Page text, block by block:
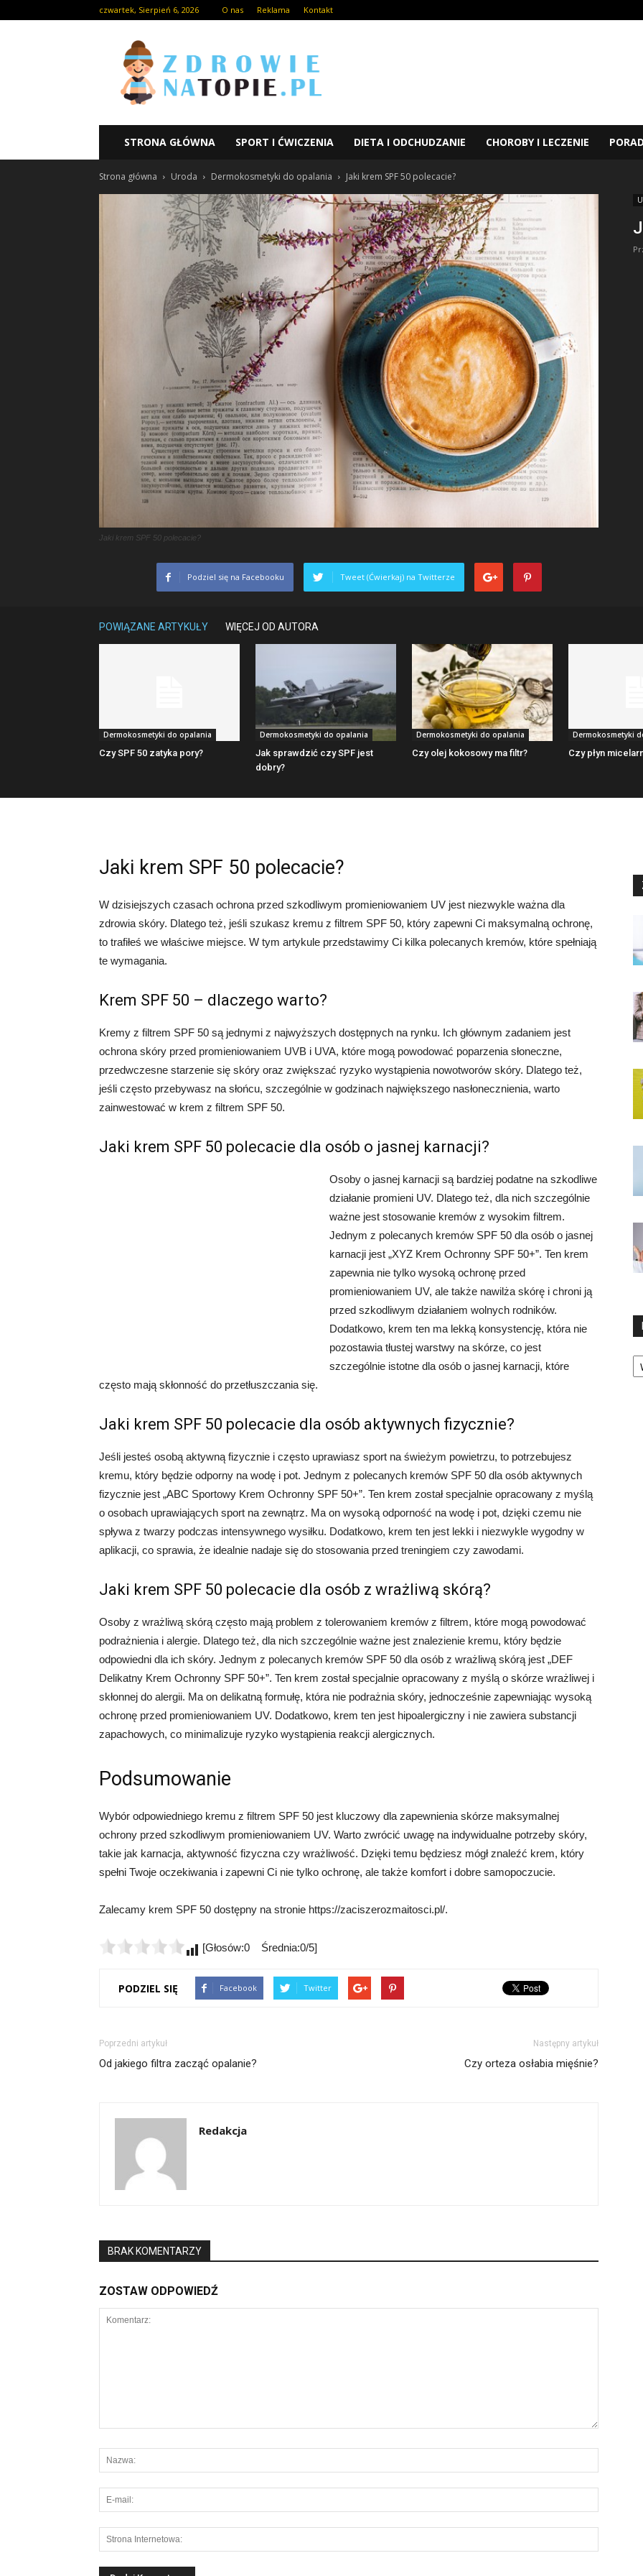
czwartek, Sierpień 6, 2026 O nas Reklama Kontakt
STRONA GŁÓWNA SPORT I ĆWICZENIA DIETA I ODCHUDZANIE CHOROBY I LECZENIE
Strona główna Uroda Dermokosmetyki do opalania Jaki krem SPF 50 polecacie?
Jaki krem SPF 50 polecacie?
Podziel się na Facebooku Tweet (Ćwierkaj) na Twitterze
POWIĄZANE ARTYKUŁY WIĘCEJ OD AUTORA
Dermokosmetyki do opalania
Czy SPF 50 zatyka pory?
Dermokosmetyki do opalania
Jak sprawdzić czy SPF jest
dobry?
Dermokosmetyki do opalania
Czy olej kokosowy ma filtr?
Dermokosmetyki
Czy płyn
Jaki krem SPF 50 polecacie?
W dzisiejszych czasach ochrona przed szkodliwym promieniowaniem UV jest niezwykle ważna dla
zdrowia skóry. Dlatego też, jeśli szukasz kremu z filtrem SPF 50, który zapewni Ci maksymalną ochronę,
to trafiłeś we właściwe miejsce. W tym artykule przedstawimy Ci kilka polecanych kremów, które spełniają
te wymagania.
Krem SPF 50 – dlaczego warto?
Kremy z filtrem SPF 50 są jednymi z najwyższych dostępnych na rynku. Ich głównym zadaniem jest
ochrona skóry przed promieniowaniem UVB i UVA, które mogą powodować poparzenia słoneczne,
przedwczesne starzenie się skóry oraz zwiększać ryzyko wystąpienia nowotworów skóry. Dlatego też,
jeśli często przebywasz na słońcu, szczególnie w godzinach największego nasłonecznienia, warto
zainwestować w krem z filtrem SPF 50.
Jaki krem SPF 50 polecacie dla osób o jasnej karnacji?
Osoby o jasnej karnacji są bardziej podatne na szkodliwe
działanie promieni UV. Dlatego też, dla nich szczególnie
ważne jest stosowanie kremów z wysokim filtrem.
Jednym z polecanych kremów SPF 50 dla osób o jasnej
karnacji jest „XYZ Krem Ochronny SPF 50+”. Ten krem
zapewnia nie tylko wysoką ochronę przed
promieniowaniem UV, ale także nawilża skórę i chroni ją
przed szkodliwym działaniem wolnych rodników.
Dodatkowo, krem ten ma lekką konsystencję, która nie
pozostawia tłustej warstwy na skórze, co jest
szczególnie istotne dla osób o jasnej karnacji, które
często mają skłonność do przetłuszczania się.
Jaki krem SPF 50 polecacie dla osób aktywnych fizycznie?
Jeśli jesteś osobą aktywną fizycznie i często uprawiasz sport na świeżym powietrzu, to potrzebujesz
kremu, który będzie odporny na wodę i pot. Jednym z polecanych kremów SPF 50 dla osób aktywnych
fizycznie jest „ABC Sportowy Krem Ochronny SPF 50+”. Ten krem został specjalnie opracowany z myślą
o osobach uprawiających sport na zewnątrz. Ma on wysoką odporność na wodę i pot, dzięki czemu nie
spływa z twarzy podczas intensywnego wysiłku. Dodatkowo, krem ten jest lekki i niezwykle wygodny w
aplikacji, co sprawia, że idealnie nadaje się do stosowania przed treningiem czy zawodami.
Jaki krem SPF 50 polecacie dla osób z wrażliwą skórą?
Osoby z wrażliwą skórą często mają problem z tolerowaniem kremów z filtrem, które mogą powodować
podrażnienia i alergie. Dlatego też, dla nich szczególnie ważne jest znalezienie kremu, który będzie
odpowiedni dla ich skóry. Jednym z polecanych kremów SPF 50 dla osób z wrażliwą skórą jest „DEF
Delikatny Krem Ochronny SPF 50+”. Ten krem został specjalnie opracowany z myślą o skórze wrażliwej i
skłonnej do alergii. Ma on delikatną formułę, która nie podrażnia skóry, jednocześnie zapewniając wysoką
ochronę przed promieniowaniem UV. Dodatkowo, krem ten jest hipoalergiczny i nie zawiera substancji
zapachowych, co minimalizuje ryzyko wystąpienia reakcji alergicznych.
Podsumowanie
Wybór odpowiedniego kremu z filtrem SPF 50 jest kluczowy dla zapewnienia skórze maksymalnej
ochrony przed szkodliwym promieniowaniem UV. Warto zwrócić uwagę na indywidualne potrzeby skóry,
takie jak karnacja, aktywność fizyczna czy wrażliwość. Dzięki temu będziesz mógł znaleźć krem, który
spełni Twoje oczekiwania i zapewni Ci nie tylko ochronę, ale także komfort i dobre samopoczucie.
Zalecamy krem SPF 50 dostępny na stronie https://zaciszerozmaitosci.pl/.
[Głosów:0 Średnia:0/5]
PODZIEL SIĘ Facebook Twitter
Poprzedni artykuł
Od jakiego filtra zacząć opalanie?
Następny artykuł
Czy orteza osłabia mięśnie?
Redakcja
BRAK KOMENTARZY
ZOSTAW ODPOWIEDŹ